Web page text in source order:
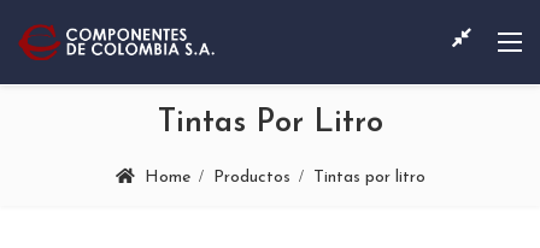
Tintas Por Litro
Home Productos Tintas por litro